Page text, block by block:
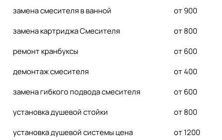
замена смесителя в ванной
от 900
замена картриджа Смесителя
от 800
ремонт кранбуксы
от 600
демонтаж смесителя
от 400
замена гибкого подвода смесителя
от 600
установка душевой стойки
от 800
установка душевой системы цена
от 1200